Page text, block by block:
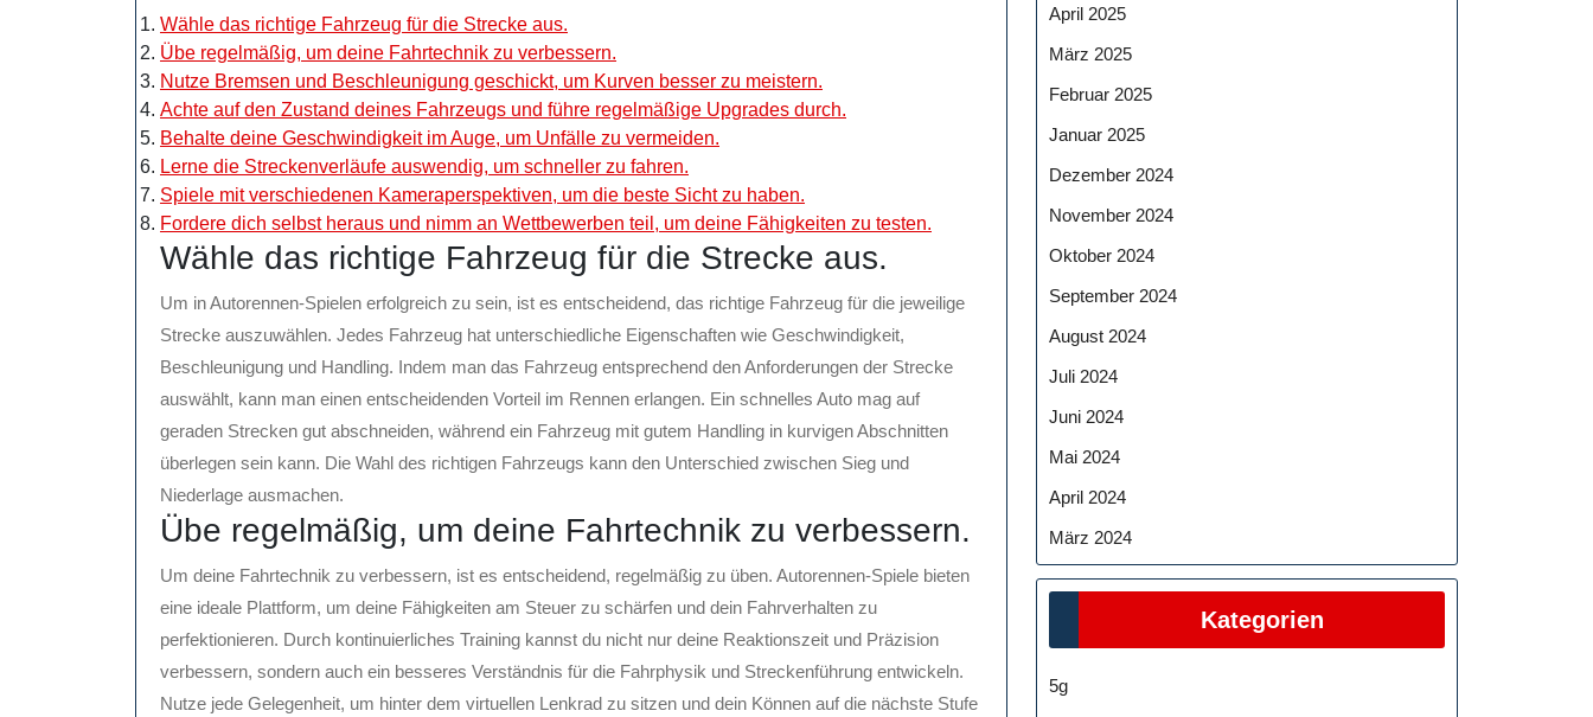
Wähle das richtige Fahrzeug für die Strecke aus.
Übe regelmäßig, um deine Fahrtechnik zu verbessern.
Nutze Bremsen und Beschleunigung geschickt, um Kurven besser zu meistern.
Achte auf den Zustand deines Fahrzeugs und führe regelmäßige Upgrades durch.
Behalte deine Geschwindigkeit im Auge, um Unfälle zu vermeiden.
Lerne die Streckenverläufe auswendig, um schneller zu fahren.
Spiele mit verschiedenen Kameraperspektiven, um die beste Sicht zu haben.
Fordere dich selbst heraus und nimm an Wettbewerben teil, um deine Fähigkeiten zu testen.
Wähle das richtige Fahrzeug für die Strecke aus.
Um in Autorennen-Spielen erfolgreich zu sein, ist es entscheidend, das richtige Fahrzeug für die jeweilige
Strecke auszuwählen. Jedes Fahrzeug hat unterschiedliche Eigenschaften wie Geschwindigkeit,
Beschleunigung und Handling. Indem man das Fahrzeug entsprechend den Anforderungen der Strecke
auswählt, kann man einen entscheidenden Vorteil im Rennen erlangen. Ein schnelles Auto mag auf
geraden Strecken gut abschneiden, während ein Fahrzeug mit gutem Handling in kurvigen Abschnitten
überlegen sein kann. Die Wahl des richtigen Fahrzeugs kann den Unterschied zwischen Sieg und
Niederlage ausmachen.
Übe regelmäßig, um deine Fahrtechnik zu verbessern.
Um deine Fahrtechnik zu verbessern, ist es entscheidend, regelmäßig zu üben. Autorennen-Spiele bieten
eine ideale Plattform, um deine Fähigkeiten am Steuer zu schärfen und dein Fahrverhalten zu
perfektionieren. Durch kontinuierliches Training kannst du nicht nur deine Reaktionszeit und Präzision
verbessern, sondern auch ein besseres Verständnis für die Fahrphysik und Streckenführung entwickeln.
Nutze jede Gelegenheit, um hinter dem virtuellen Lenkrad zu sitzen und dein Können auf die nächste Stufe
April 2025
März 2025
Februar 2025
Januar 2025
Dezember 2024
November 2024
Oktober 2024
September 2024
August 2024
Juli 2024
Juni 2024
Mai 2024
April 2024
März 2024
Kategorien
5g